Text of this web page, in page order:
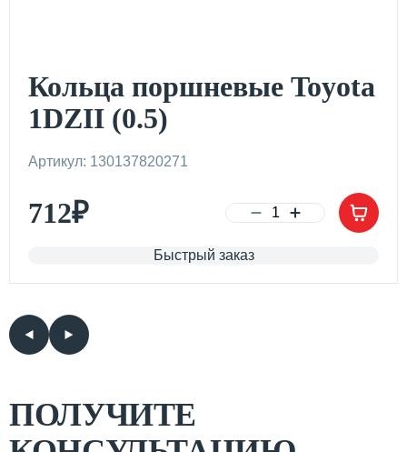
Кольца поршневые Toyota
1DZII (0.5)
Артикул: 130137820271
712₽
Быстрый заказ
ПОЛУЧИТЕ